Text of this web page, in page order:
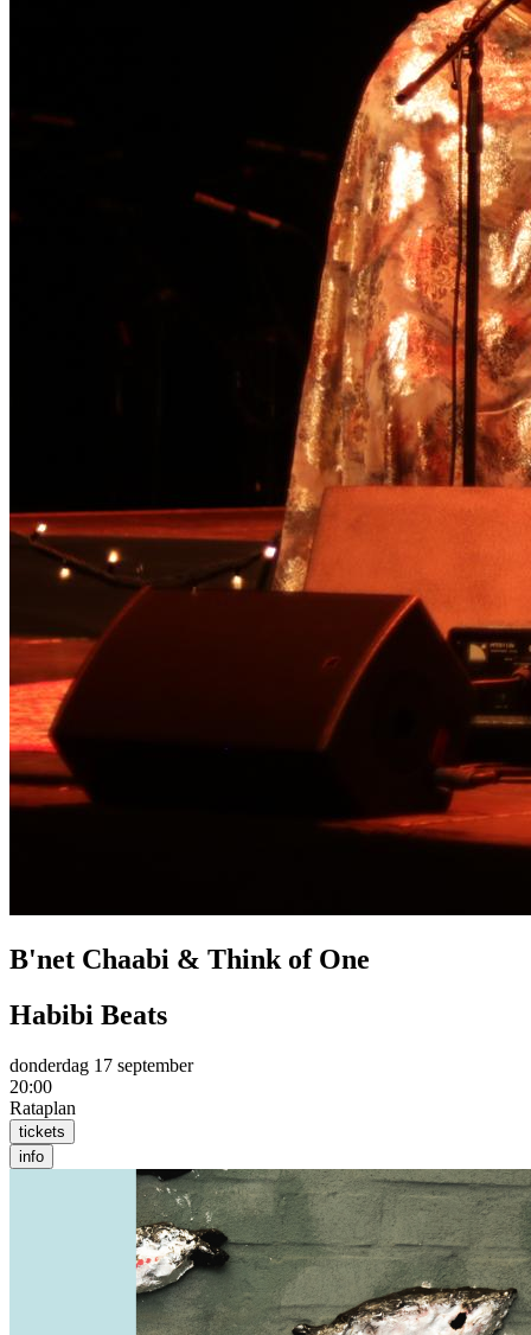
B'net Chaabi & Think of One
Habibi Beats
donderdag 17 september
20:00
Rataplan
tickets
info